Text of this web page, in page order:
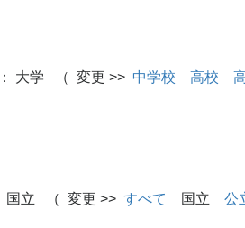
： 大学 （ 変更 >> 中学校 高校
国立 （ 変更 >> すべて 国立 公